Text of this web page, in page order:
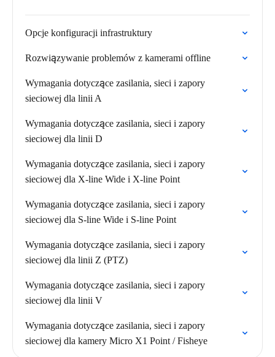
Opcje konfiguracji infrastruktury
Rozwiązywanie problemów z kamerami offline
Wymagania dotyczące zasilania, sieci i zapory
sieciowej dla linii A
Wymagania dotyczące zasilania, sieci i zapory
sieciowej dla linii D
Wymagania dotyczące zasilania, sieci i zapory
sieciowej dla X-line Wide i X-line Point
Wymagania dotyczące zasilania, sieci i zapory
sieciowej dla S-line Wide i S-line Point
Wymagania dotyczące zasilania, sieci i zapory
sieciowej dla linii Z (PTZ)
Wymagania dotyczące zasilania, sieci i zapory
sieciowej dla linii V
Wymagania dotyczące zasilania, sieci i zapory
sieciowej dla kamery Micro X1 Point / Fisheye